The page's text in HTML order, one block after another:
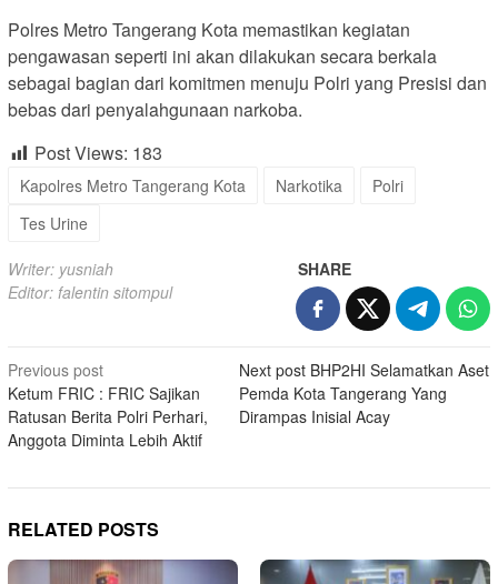
Polres Metro Tangerang Kota memastikan kegiatan
pengawasan seperti ini akan dilakukan secara berkala
sebagai bagian dari komitmen menuju Polri yang Presisi dan
bebas dari penyalahgunaan narkoba.
Post Views: 183
Kapolres Metro Tangerang Kota Narkotika
Polri
Tes Urine
Writer: yusniah
Editor: falentin sitompul
SHARE
Post
navigation
Previous post
Ketum FRIC : FRIC Sajikan
Ratusan Berita Polri Perhari,
Anggota Diminta Lebih Aktif
Next post BHP2HI Selamatkan Aset
Pemda Kota Tangerang Yang
Dirampas Inisial Acay
RELATED POSTS